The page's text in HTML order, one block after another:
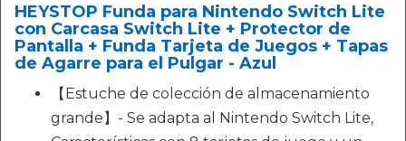
HEYSTOP Funda para Nintendo Switch Lite
con Carcasa Switch Lite + Protector de
Pantalla + Funda Tarjeta de Juegos + Tapas
de Agarre para el Pulgar - Azul
【Estuche de colección de almacenamiento
grande】- Se adapta al Nintendo Switch Lite,